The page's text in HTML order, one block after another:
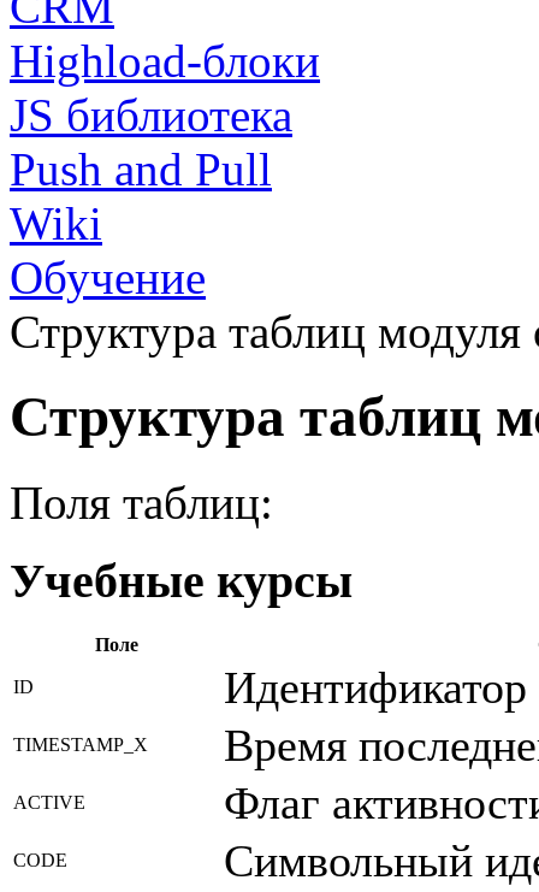
Highload-блоки
JS библиотека
Push and Pull
Wiki
Обучение
Структура таблиц модуля
Структура таблиц
Поля таблиц:
Учебные курсы
Поле
ID Идентификатор
TIMESTAMP_X Время
ACTIVE Флаг
CODE Символьный